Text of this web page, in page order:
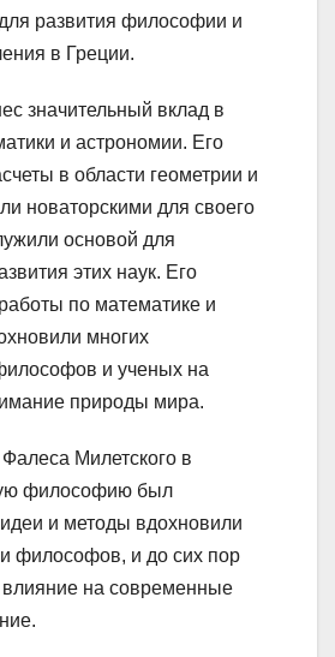
развития философии и
в Греции.
значительный вклад в
и астрономии. Его
в области геометрии и
новаторскими для своего
основой для
этих наук. Его
по математике и
многих
и ученых на
природы мира.
Милетского в
философию был
и методы вдохновили
философов, и до сих пор
на современные